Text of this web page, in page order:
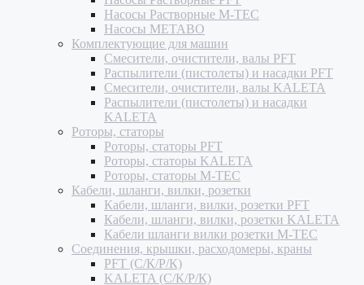
Насосы Растворные M-TEC
Насосы METABO
Комплектующие для машин
Смесители, очистители, валы PFT
Распылители (пистолеты) и насадки PFT
Смесители, очистители, валы KALETA
Распылители (пистолеты) и насадки
KALETA
Роторы, статоры
Роторы, статоры PFT
Роторы, статоры KALETA
Роторы, статоры M-TEC
Кабели, шланги, вилки, розетки
Кабели, шланги, вилки, розетки PFT
Кабели, шланги, вилки, розетки KALETA
Кабели шланги вилки розетки M-TEC
Соединения, крышки, расходомеры, краны
PFT (С/К/Р/К)
KALETA (С/К/Р/К)